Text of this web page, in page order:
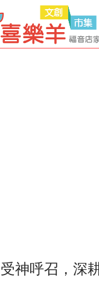
受神呼召，深